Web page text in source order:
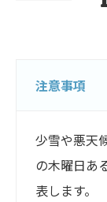
注意事項
少雪や悪天
の木曜日あ
表します。